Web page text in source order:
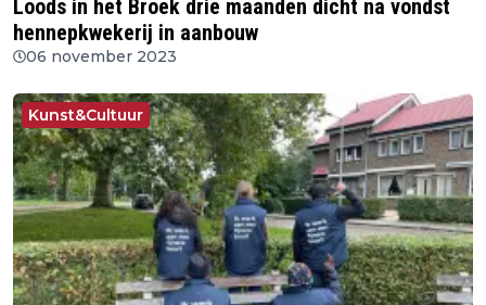
Loods in het Broek drie maanden dicht na vondst
hennepkwekerij in aanbouw
06 november 2023
Kunst&Cultuur